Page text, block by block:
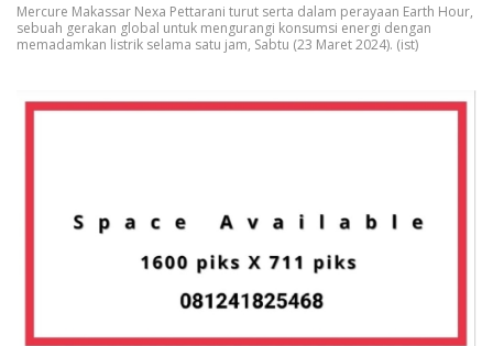
Mercure Makassar Nexa Pettarani turut serta dalam perayaan Earth Hour,
sebuah gerakan global untuk mengurangi konsumsi energi dengan
memadamkan listrik selama satu jam, Sabtu (23 Maret 2024). (ist)